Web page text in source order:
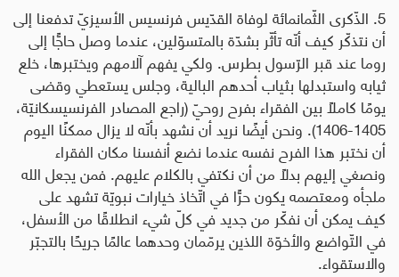
5. الذّكرى الثّمانمائة لوفاة القدّيس فرنسيس الأسيزيّ تدفعنا إلى
أن نتذكّر كيف أنّه تأثّر بشدّة بالمتسوّلين، عندما وصل حاجًّا إلى
روما عند قبر الرّسول بطرس. ولكي يفهم آلامهم ويختبرها، خلع
ثيابه واستبدلها بثياب أحدهم البالية، وجلس يستعطي وقضى
يومًا كاملًا بين الفقراء بفرح روحيّ (راجع المصادر الفرنسيسكانيّة،
1405-1406). ونحن أيضًا نريد أن نشهد بأنّه لا يزال ممكنًا اليوم
أن نختبر هذا الفرح نفسه عندما نضع أنفسنا مكان الفقراء
ونصغي إليهم بدلًا من أن نكتفي بالكلام عليهم. فمن يجعل الله
ملجأه ومعتصمه يكون حرًّا في اتّخاذ خيارات نبويّة تشهد على
كيف يمكن أن نفكّر من جديد في كلّ شيء انطلاقًا من الأسفل،
في التّواضع والأخوّة اللذين يرمّمان وحدهما عالمًا جريحًا بالتجبّر
والاستقواء.